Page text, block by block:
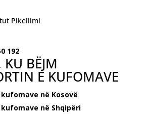
Pikellimi
192
KU BËJM
E KUFOMAVE
në Kosovë
në Shqipëri